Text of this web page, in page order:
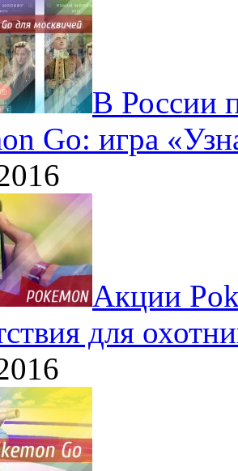
В России
Go: игра
Акции
для